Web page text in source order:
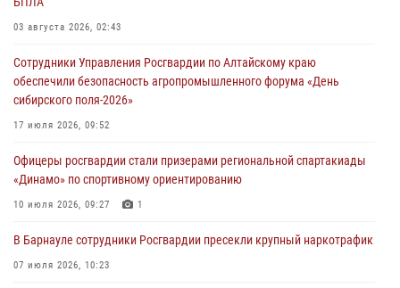
03 августа 2026, 02:43
Сотрудники Управления Росгвардии по Алтайскому краю
обеспечили безопасность агропромышленного форума «День
сибирского поля-2026»
17 июля 2026, 09:52
Офицеры росгвардии стали призерами региональной спартакиады
«Динамо» по спортивному ориентированию
10 июля 2026, 09:27 1
В Барнауле сотрудники Росгвардии пресекли крупный наркотрафик
07 июля 2026, 10:23